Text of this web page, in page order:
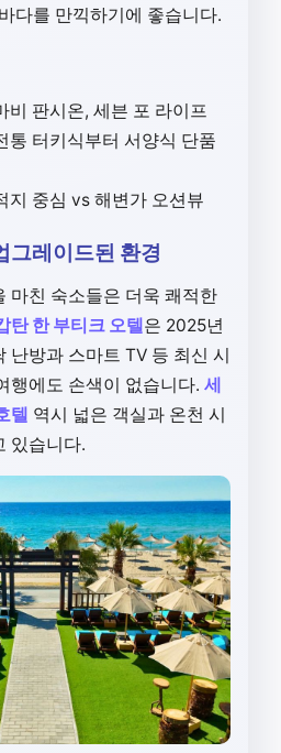
다를 만끽하기에 좋습니다.
비 판시온, 세븐 포 라이프
통 터키식부터 서양식 단품
지 중심 vs 해변가 오션뷰
그레이드된 환경
마친 숙소들은 더욱 쾌적한
탄 한 부티크 오텔은 2025년
난방과 스마트 TV 등 최신 시
행에도 손색이 없습니다. 세
텔 역시 넓은 객실과 온천 시
있습니다.